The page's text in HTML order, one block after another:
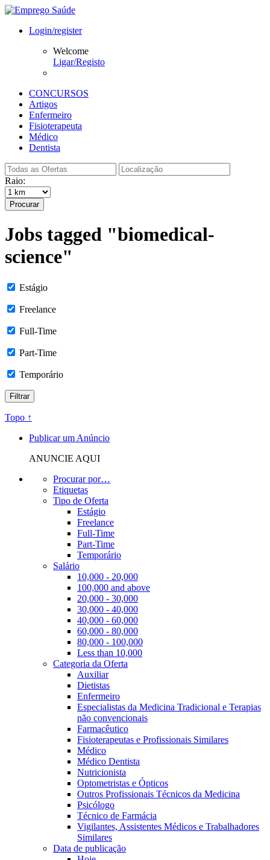
Login/register
Welcome
Ligar/Registo
CONCURSOS
Artigos
Enfermeiro
Fisioterapeuta
Médico
Dentista
Raio:
Procurar
Jobs tagged "biomedical-
science"
Estágio
Freelance
Full-Time
Part-Time
Temporário
Topo ↑
Publicar um Anúncio
ANUNCIE AQUI
Procurar por…
Etiquetas
Tipo de Oferta
Estágio
Freelance
Full-Time
Part-Time
Temporário
Salário
10,000 - 20,000
100,000 and above
20,000 - 30,000
30,000 - 40,000
40,000 - 60,000
60,000 - 80,000
80,000 - 100,000
Less than 10,000
Categoria da Oferta
Auxiliar
Dietistas
Enfermeiro
Especialistas da Medicina Tradicional e Terapias
não convencionais
Farmacêutico
Fisioterapeutas e Profissionais Similares
Médico
Médico Dentista
Nutricionista
Optometristas e Ópticos
Outros Profissionais Técnicos da Medicina
Psicólogo
Técnico de Farmácia
Vigilantes, Assistentes Médicos e Trabalhadores
Similares
Data de publicação